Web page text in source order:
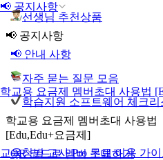
📢 공지사항
학교용 요금제 멤버초대 사용법
교육청별 교사 Pro 무료 이용 가이
선생님 추천상품
📢 공지사항
📢 안내 사항
자주 묻는 질문 모음
학습지원 소프트웨어 체크리
학교용 요금제 멤버초대 사용법
[Edu,Edu+요금제]
QR 코드로 멤버 초대하기